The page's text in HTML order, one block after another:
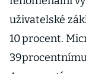
uživatelské
10 procent.